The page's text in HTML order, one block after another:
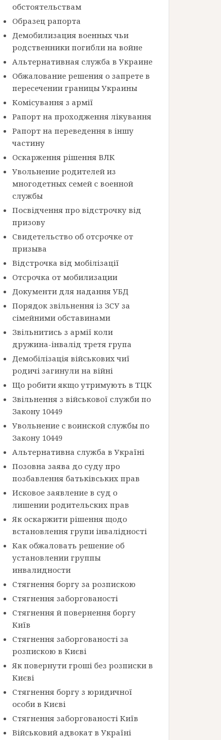
обстоятельствам
Образец рапорта
Демобилизация военных чьи
родственники погибли на войне
Альтернативная служба в Украине
Обжалование решения о запрете в
пересечении границы Украины
Комісування з армії
Рапорт на проходження лікування
Рапорт на переведення в іншу
частину
Оскарження рішення ВЛК
Увольнение родителей из
многодетных семей с военной
службы
Посвідчення про відстрочку від
призову
Свидетельство об отсрочке от
призыва
Відстрочка від мобілізації
Отсрочка от мобилизации
Документи для надання УБД
Порядок звільнення із ЗСУ за
сімейними обставинами
Звільнитись з армії коли
дружина-інвалід третя група
Демобілізація військових чиї
родичі загинули на війні
Що робити якщо утримують в ТЦК
Звільнення з військової служби по
Закону 10449
Увольнение с воинской службы по
Закону 10449
Альтернативна служба в Україні
Позовна заява до суду про
позбавлення батьківських прав
Исковое заявление в суд о
лишении родительских прав
Як оскаржити рішення щодо
встановлення групи інвалідності
Как обжаловать решение об
установлении группы
инвалидности
Стягнення боргу за розпискою
Стягнення заборгованості
Стягнення й повернення боргу
Київ
Стягнення заборгованості за
розпискою в Києві
Як повернути гроші без розписки в
Києві
Стягнення боргу з юридичної
особи в Києві
Стягнення заборгованості Київ
Військовий адвокат в Україні